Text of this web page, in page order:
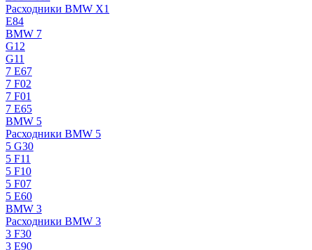
Расходники BMW X1
E84
BMW 7
G12
G11
7 Е67
7 F02
7 F01
7 E65
BMW 5
Расходники BMW 5
5 G30
5 F11
5 F10
5 F07
5 E60
BMW 3
Расходники BMW 3
3 F30
3 E90